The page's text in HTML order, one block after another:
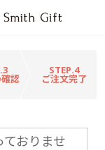
認
STEP.4
ご注文完了
おりませ